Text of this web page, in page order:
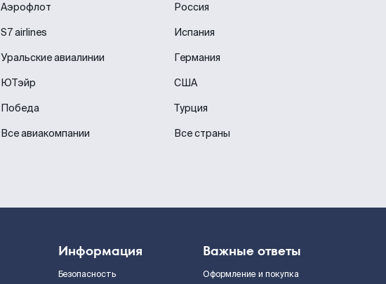
Аэрофлот
S7 airlines
Уральские авиалинии
ЮТэйр
Победа
Все авиакомпании
Россия
Испания
Германия
США
Турция
Все страны
Информация
Безопасность
Важные ответы
Оформление и покупка